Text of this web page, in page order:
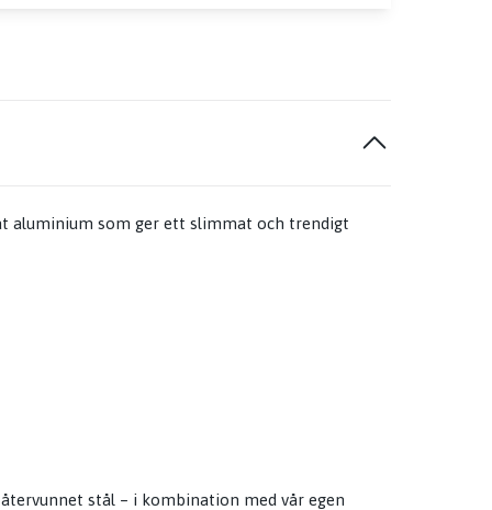
aluminium som ger ett slimmat och trendigt
stål – i kombination med vår egen